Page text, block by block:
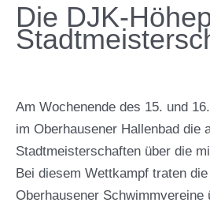
Die DJK-
Am Wochenende des 15. und
im Oberhausener Hallenbad die
Stadtmeisterschaften über die
Bei diesem Wettkampf traten
Oberhausener Schwimmvereine